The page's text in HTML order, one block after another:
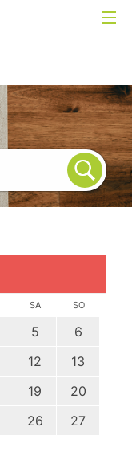
SA SO
5
6
12
13
19
20
26
27